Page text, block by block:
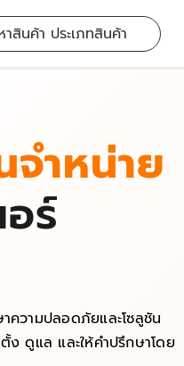
ำหน่าย
อร์
ความปลอดภัยและโซลูชัน
ดูแล และให้คำปรึกษาโดย